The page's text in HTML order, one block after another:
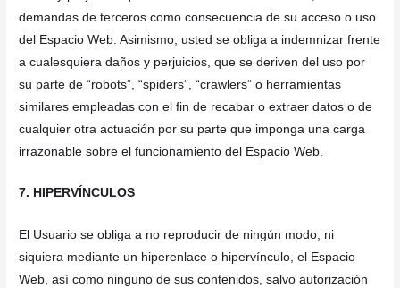
demandas de terceros como consecuencia de su acceso o uso
del Espacio Web. Asimismo, usted se obliga a indemnizar frente
a cualesquiera daños y perjuicios, que se deriven del uso por
su parte de “robots”, “spiders”, “crawlers” o herramientas
similares empleadas con el fin de recabar o extraer datos o de
cualquier otra actuación por su parte que imponga una carga
irrazonable sobre el funcionamiento del Espacio Web.
7. HIPERVÍNCULOS
El Usuario se obliga a no reproducir de ningún modo, ni
siquiera mediante un hiperenlace o hipervínculo, el Espacio
Web, así como ninguno de sus contenidos, salvo autorización